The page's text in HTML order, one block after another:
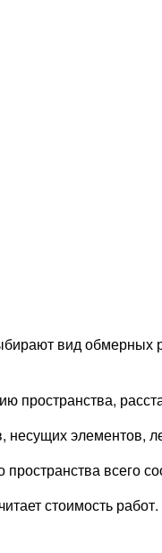
вид
пространства,
элементов,
всего
стоимость работ.